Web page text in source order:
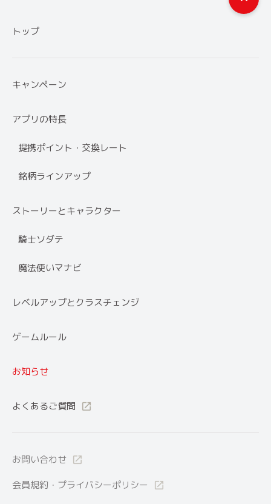
トップ
キャンペーン
アプリの特長
提携ポイント・交換レート
銘柄ラインアップ
ストーリーとキャラクター
騎士ソダテ
魔法使いマナビ
レベルアップとクラスチェンジ
ゲームルール
お知らせ
よくあるご質問
お問い合わせ
会員規約・プライバシーポリシー